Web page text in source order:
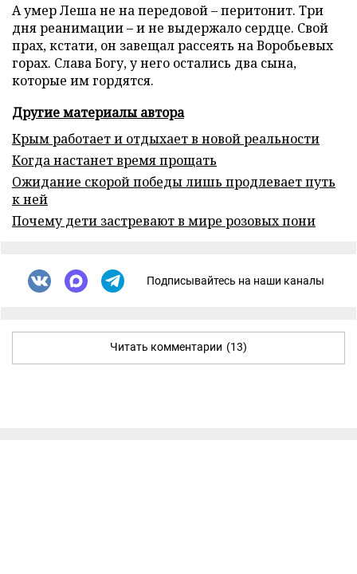
А умер Леша не на передовой – перитонит. Три
дня реанимации – и не выдержало сердце. Свой
прах, кстати, он завещал рассеять на Воробьевых
горах. Слава Богу, у него остались два сына,
которые им гордятся.
Другие материалы автора
Крым работает и отдыхает в новой реальности
Когда настанет время прощать
Ожидание скорой победы лишь продлевает путь
к ней
Почему дети застревают в мире розовых пони
Подписывайтесь на наши каналы
Читать комментарии (13)